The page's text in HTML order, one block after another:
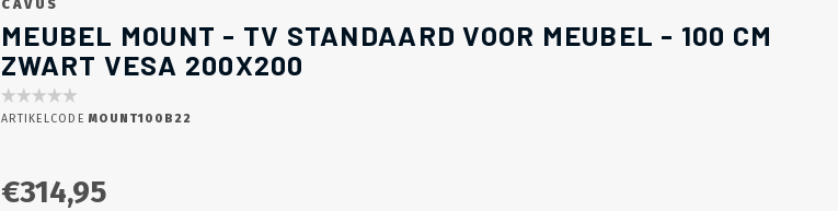
CAVUS
MEUBEL MOUNT - TV STANDAARD VOOR MEUBEL - 100 CM
ZWART VESA 200X200
ARTIKELCODE MOUNT100B22
€314,95